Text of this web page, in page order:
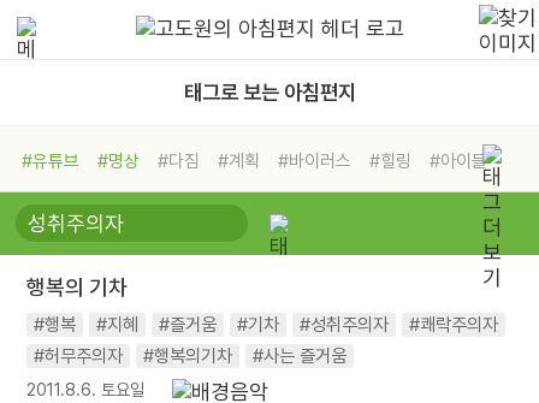
태그로 보는 아침편지
#유튜브 #명상 #다짐 #계획 #바이러스 #힐링
#아이들
#비전캠프
#독서캠프 #삶
#희망
#나눔 #친구 #링컨학교
#독서
#건강
행복의 기차
#행복 #지혜 #즐거움 #기차 #성취주의자
#쾌락주의자
#허무주의자
#행복의기차 #사는 즐거움
2011.8.6. 토요일